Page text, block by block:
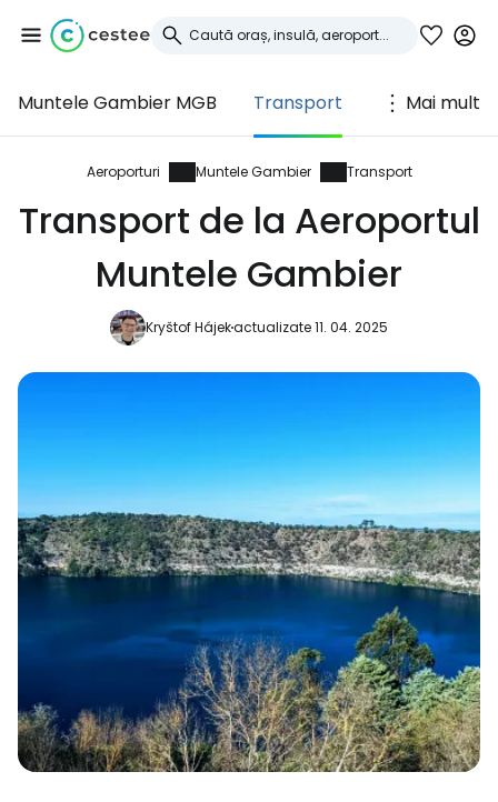
Muntele Gambier MGB Transport Mai mult
Aeroporturi Muntele Gambier Transport
Transport de la Aeroportul
Muntele Gambier
Kryštof Hájekactualizate 11. 04. 2025
Conectați-vă la
Cestee
... comunitatea mondială a călătorilor
Continuați cu e-mailul